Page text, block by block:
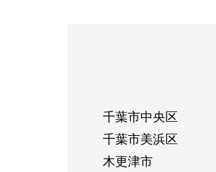
千葉市中央区
千葉市美浜区
木更津市